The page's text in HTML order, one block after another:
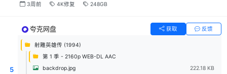
3周前 4K修复 248GB
5
夸克网盘 获取 反馈
射雕英雄传 (1994)
第 1 季 - 2160p WEB-DL AAC
backdrop.jpg
222.18 KB